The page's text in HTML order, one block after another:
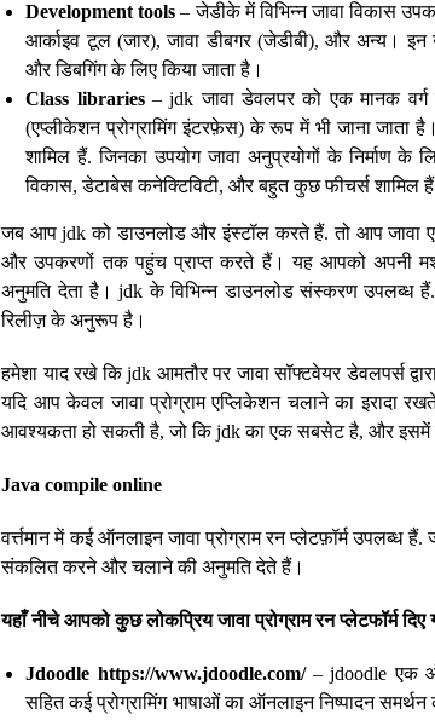
Development tools – जेडीके में विभिन्न जावा विकास
आर्काइव टूल (जार), जावा डीबगर (जेडीबी), और अन्य।
और डिबगिंग के लिए किया जाता है।
Class libraries– jdk जावा डेवलपर को एक मानक
(एप्लीकेशन प्रोग्रामिंग इंटरफ़ेस) के रूप में भी जाना जाता
शामिल हैं. जिनका उपयोग जावा अनुप्रयोगों के निर्माण
विकास, डेटाबेस कनेक्टिविटी, और बहुत कुछ फीचर्स शामिल
जब आप jdk को डाउनलोड और इंस्टॉल करते हैं. तो आप
और उपकरणों तक पहुंच प्राप्त करते हैं। यह आपको अपनी
अनुमति देता है। jdk के विभिन्न डाउनलोड संस्करण उपलब्ध
रिलीज़ के अनुरूप है।
हमेशा याद रखे कि jdk आमतौर पर जावा सॉफ्टवेयर डेवलपर्स
यदि आप केवल जावा प्रोग्राम एप्लिकेशन चलाने का इरादा
आवश्यकता हो सकती है, जो कि jdk का एक सबसेट है, और इसमें
Java compile online
वर्त्तमान में कई ऑनलाइन जावा प्रोग्राम रन प्लेटफ़ॉर्म उपलब्ध
संकलित करने और चलाने की अनुमति देते हैं।
यहाँ नीचे आपको कुछ लोकप्रिय जावा प्रोग्राम रन प्लेटफॉर्म दिए
Jdoodle https://www.jdoodle.com/– jdoodle एक
सहित कई प्रोग्रामिंग भाषाओं का ऑनलाइन निष्पादन